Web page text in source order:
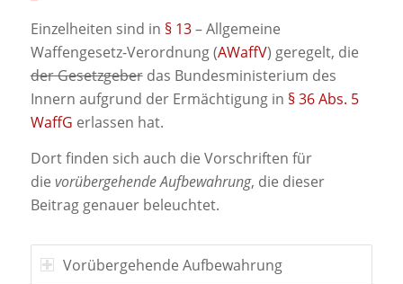
Einzelheiten sind in § 13– Allgemeine
Waffengesetz-Verordnung (AWaffV) geregelt, die
der Gesetzgeberdas Bundesministerium des
Innern aufgrund der Ermächtigung in § 36 Abs. 5
WaffG erlassen hat.
Dort finden sich auch die Vorschriften für
die vorübergehende Aufbewahrung, die dieser
Beitrag genauer beleuchtet.
Vorübergehende Aufbewahrung